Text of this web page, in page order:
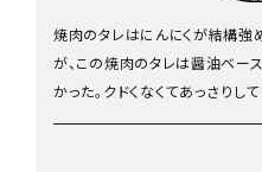
焼肉のタレはにんにくが結構強
が、この焼肉のタレは醤油ベー
かった。クドくなくてあっさりし